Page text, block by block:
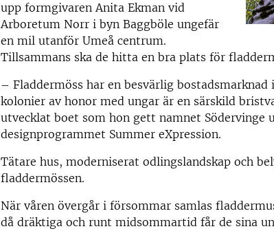
upp formgivaren Anita Ekman vid
Arboretum Norr i byn Baggböle ungefär
en mil utanför Umeå centrum.
Tillsammans ska de hitta en bra plats för
– Fladdermöss har en besvärlig
kolonier av honor med ungar är en särskild
utvecklat boet som hon gett namnet Södervinge
designprogrammet Summer eXpression.
Tätare hus, moderniserat odlingslandskap och
fladdermössen.
När våren övergår i försommar samlas
då dräktiga och runt midsommartid får de sina